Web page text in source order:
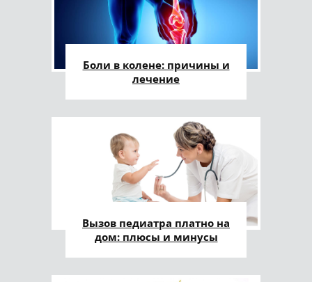
Боли в колене: причины и
лечение
Вызов педиатра платно на
дом: плюсы и минусы